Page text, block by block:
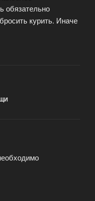
обязательно
курить. Иначе